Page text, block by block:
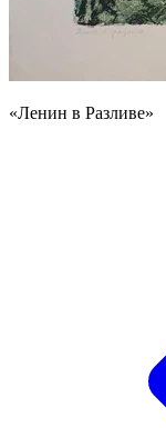
«Ленин в Разливе»